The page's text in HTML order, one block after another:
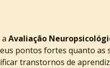
Avaliação
pontos fortes quanto as
transtornos de